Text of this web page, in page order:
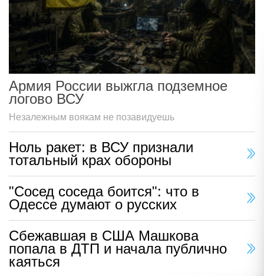
Армия России выжгла подземное
логово ВСУ
Незалежным воякам не позавидуешь
Ноль ракет: в ВСУ признали
тотальный крах обороны
"Сосед соседа боится": что в
Одессе думают о русских
Сбежавшая в США Машкова
попала в ДТП и начала публично
каяться